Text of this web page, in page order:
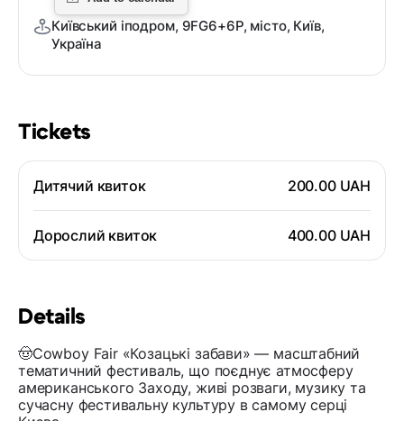
Tickets
Дитячий квиток 200.00 UAH
Дорослий квиток 400.00 UAH
Details
🤠Cowboy Fair «Козацькі забави» — масштабний
тематичний фестиваль, що поєднує атмосферу
американського Заходу, живі розваги, музику та
сучасну фестивальну культуру в самому серці
Київський іподром, 9FG6+6P, місто, Київ,
Україна